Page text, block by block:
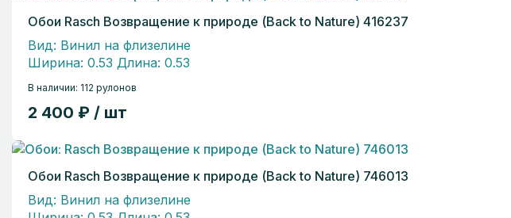
Обои Rasch Возвращение к природе (Back to Nature) 416237
Вид: Винил на флизелине
Ширина: 0.53 Длина: 0.53
В наличии: 112 рулонов
2 400 ₽ / шт
Обои Rasch Возвращение к природе (Back to Nature) 746013
Вид: Винил на флизелине